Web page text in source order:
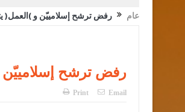
الأمن يتلف 16 مليون
الملك يتلقى اتصالا
عام رفض ترشح إسلامييّن و (العمل)
رفض ترشح إسلامييّن
Print Email